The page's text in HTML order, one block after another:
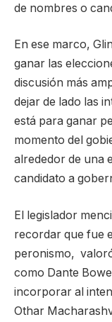
de nombres o
En ese marco,
ganar las
discusión más
dejar de lado las
está para ganar
momento del
alrededor de una
candidato a
El legislador
recordar que fue
peronismo,
como Dante
incorporar al
Othar